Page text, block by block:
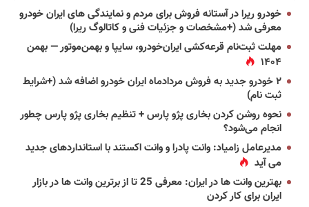
خودرو ریرا در آستانه فروش برای مردم و نمایندگی های ایران خودرو
معرفی شد (+مشخصات و جزئیات فنی و کاتالوگ ریرا)
مهلت ثبت‌نام قرعه‌کشی ایران‌خودرو، سایپا و بهمن‌موتور — بهمن
۱۴۰۴
۲ خودرو جدید به فروش مردادماه ایران خودرو اضافه شد (+شرایط
ثبت نام)
نحوه روشن کردن بخاری پژو پارس + تنظیم بخاری پژو پارس چطور
انجام می‌شود؟
مدیرعامل زامیاد: وانت پادرا و وانت اکستند با استانداردهای جدید
می آید
بهترین وانت ها در ایران: معرفی 25 تا از برترین وانت ها در بازار
ایران برای کار کردن